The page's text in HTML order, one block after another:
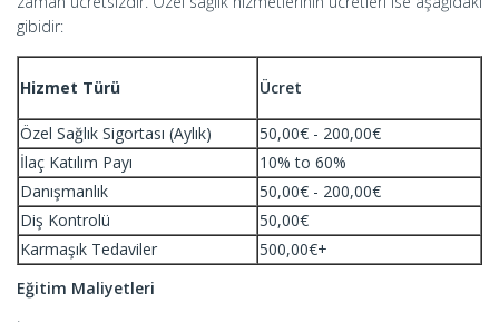
gibidir:
Hizmet Türü Ücret
Özel Sağlık Sigortası (Aylık)
50,00€ - 200,00€
İlaç Katılım Payı
10% to 60%
Danışmanlık
50,00€ - 200,00€
Diş Kontrolü
50,00€
Karmaşık Tedaviler
500,00€+
Eğitim Maliyetleri